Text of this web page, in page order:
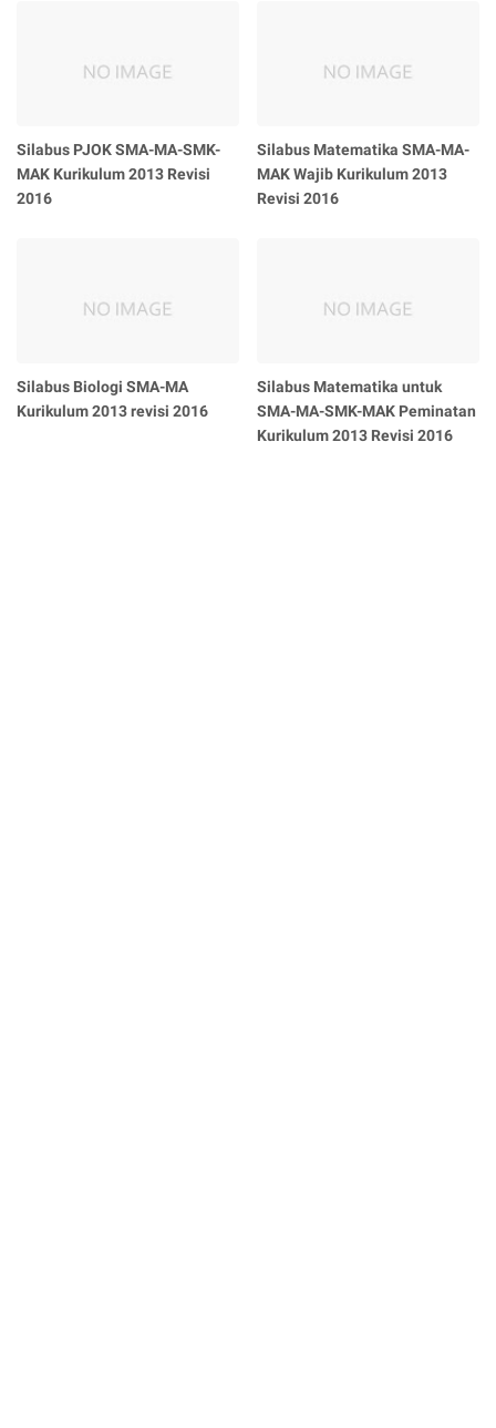
Silabus PJOK SMA-MA-SMK-
MAK Kurikulum 2013 Revisi
2016
Silabus Matematika SMA-MA-
MAK Wajib Kurikulum 2013
Revisi 2016
Silabus Biologi SMA-MA
Kurikulum 2013 revisi 2016
Silabus Matematika untuk
SMA-MA-SMK-MAK Peminatan
Kurikulum 2013 Revisi 2016